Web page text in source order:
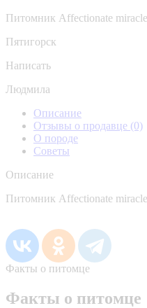
Питомник Affectionate miracle
Пятигорск
Написать
Людмила
Описание
Отзывы о продавце (0)
О породе
Советы
Описание
Питомник Affectionate
Факты о питомце
Факты о питомце